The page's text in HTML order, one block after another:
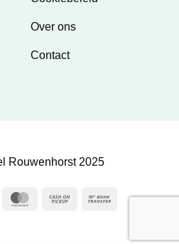
Over ons
Contact
Rouwenhorst 2025
Cash
MasterCard
Cash
Bank